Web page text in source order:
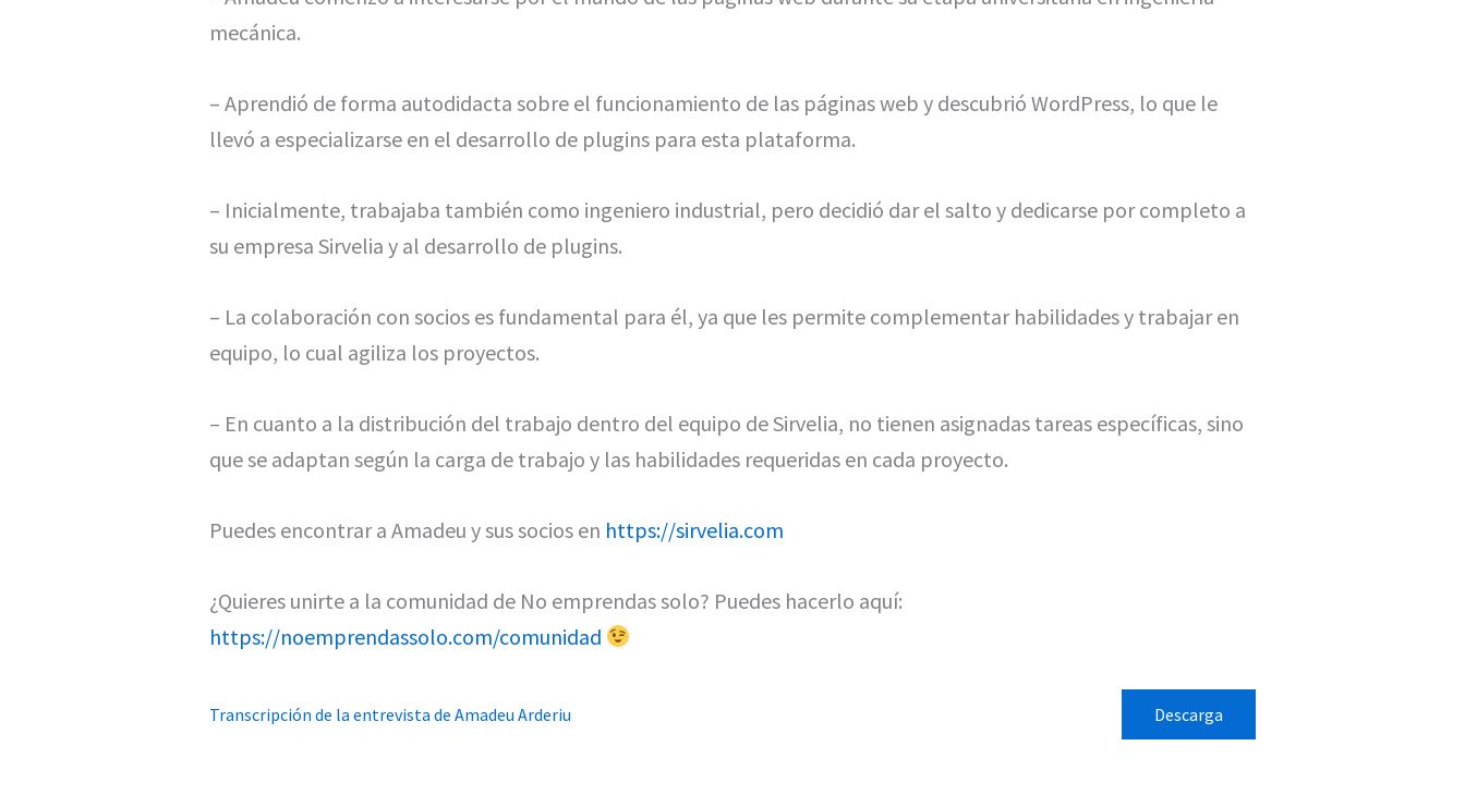
mecánica.
– Aprendió de forma autodidacta sobre el funcionamiento de las páginas web y descubrió WordPress, lo que le
llevó a especializarse en el desarrollo de plugins para esta plataforma.
– Inicialmente, trabajaba también como ingeniero industrial, pero decidió dar el salto y dedicarse por completo a
su empresa Sirvelia y al desarrollo de plugins.
– La colaboración con socios es fundamental para él, ya que les permite complementar habilidades y trabajar en
equipo, lo cual agiliza los proyectos.
– En cuanto a la distribución del trabajo dentro del equipo de Sirvelia, no tienen asignadas tareas específicas, sino
que se adaptan según la carga de trabajo y las habilidades requeridas en cada proyecto.
Puedes encontrar a Amadeu y sus socios en https://sirvelia.com
¿Quieres unirte a la comunidad de No emprendas solo? Puedes hacerlo aquí:
https://noemprendassolo.com/comunidad
Transcripción de la entrevista de Amadeu Arderiu Descarga